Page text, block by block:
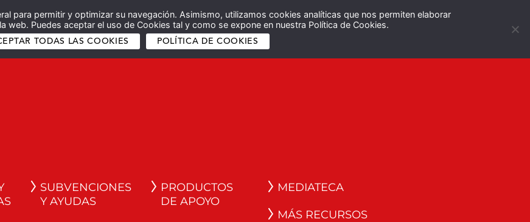
para permitir y optimizar su navegación. Asimismo, utilizamos cookies analíticas que nos permiten elaborar
web. Puedes aceptar el uso de Cookies tal y como se expone en nuestra Política de Cookies.
TODAS LAS COOKIES POLÍTICA DE COOKIES
Español English
SUBVENCIONES
Y AYUDAS
PRODUCTOS
DE APOYO
MEDIATECA
MÁS RECURSOS